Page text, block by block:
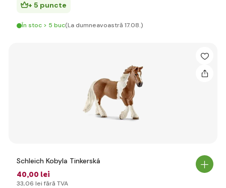
+ 5 puncte
În stoc > 5 buc(La dumneavoastră 17.08.)
Schleich Kobyla Tinkerská
40,00 lei
33,06 lei fără TVA